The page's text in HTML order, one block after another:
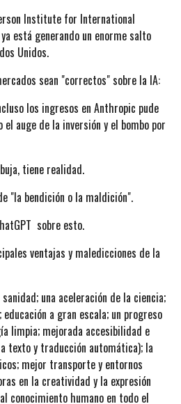
Institute for International
está generando un enorme salto
Unidos.
sean "correctos" sobre la IA:
los ingresos en Anthropic pude
el auge de la inversión y el bombo por
tiene realidad.
"la bendición o la maldición".
sobre esto.
ventajas y maledicciones de la
una aceleración de la ciencia;
a gran escala; un progreso
limpia; mejorada accesibilidad e
texto y traducción automática); la
mejor transporte y entornos
en la creatividad y la expresión
conocimiento humano en todo el